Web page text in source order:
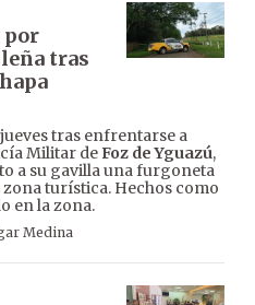
por
tras
tras enfrentarse a
Militar deFoz de Yguazú,
a su gavilla una furgoneta
turística. Hechos como
en la zona.
Medina